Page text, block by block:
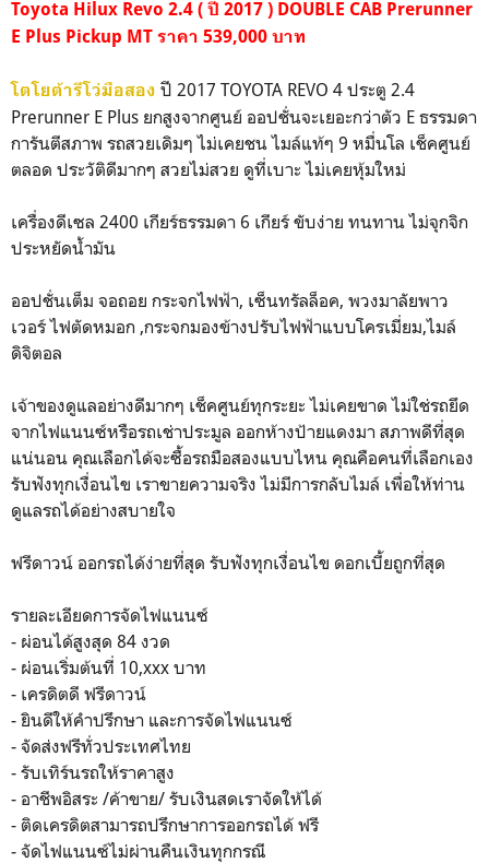
Toyota Hilux Revo 2.4 ( ปี 2017 ) DOUBLE CAB Prerunner
E Plus Pickup MT ราคา 539,000 บาท
โตโยต้ารีโว่มือสอง ปี 2017 TOYOTA REVO 4 ประตู 2.4
Prerunner E Plus ยกสูงจากศูนย์ ออปชั่นจะเยอะกว่าตัว E ธรรมดา
การันตีสภาพ รถสวยเดิมๆ ไม่เคยชน ไมล์แท้ๆ 9 หมื่นโล เช็คศูนย์
ตลอด ประวัติดีมากๆ สวยไม่สวย ดูที่เบาะ ไม่เคยหุ้มใหม่
เครื่องดีเซล 2400 เกียร์ธรรมดา 6 เกียร์ ขับง่าย ทนทาน ไม่จุกจิก
ประหยัดน้ำมัน
ออปชั่นเต็ม จอถอย กระจกไฟฟ้า, เซ็นทรัลล็อค, พวงมาลัยพาว
เวอร์ ไฟตัดหมอก ,กระจกมองข้างปรับไฟฟ้าแบบโครเมี่ยม,ไมล์
ดิจิตอล
เจ้าของดูแลอย่างดีมากๆ เช็คศูนย์ทุกระยะ ไม่เคยขาด ไม่ใช่รถยึด
จากไฟแนนซ์หรือรถเช่าประมูล ออกห้างป้ายแดงมา สภาพดีที่สุด
แน่นอน คุณเลือกได้จะซื้อรถมือสองแบบไหน คุณคือคนที่เลือกเอง
รับฟังทุกเงื่อนไข เราขายความจริง ไม่มีการกลับไมล์ เพื่อให้ท่าน
ดูแลรถได้อย่างสบายใจ
ฟรีดาวน์ ออกรถได้ง่ายที่สุด รับฟังทุกเงื่อนไข ดอกเบี้ยถูกที่สุด
รายละเอียดการจัดไฟแนนซ์
- ผ่อนได้สูงสุด 84 งวด
- ผ่อนเริ่มต้นที่ 10,xxx บาท
- เครดิตดี ฟรีดาวน์
- ยินดีให้คำปรึกษา และการจัดไฟแนนซ์
- จัดส่งฟรีทั่วประเทศไทย
- รับเทิร์นรถให้ราคาสูง
- อาชีพอิสระ /ค้าขาย/ รับเงินสดเราจัดให้ได้
- ติดเครดิตสามารถปรึกษาการออกรถได้ ฟรี
- จัดไฟแนนซ์ไม่ผ่านคืนเงินทุกกรณี